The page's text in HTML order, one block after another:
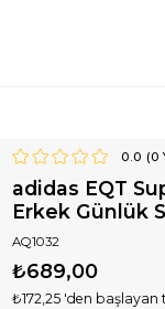
0.0 (0
adidas EQT
Erkek Günlük
AQ1032
₺689,00
₺172,25 'den başlayan